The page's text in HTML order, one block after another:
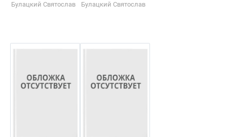
Булацкий Святослав Булацкий Святослав